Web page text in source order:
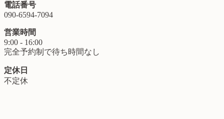
電話番号
090-6594-7094
営業時間
9:00 - 16:00
完全予約制で待ち時間なし
定休日
不定休